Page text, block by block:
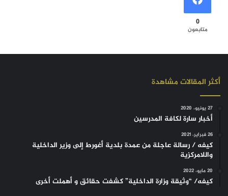
0
متابعون
أكثر المقالات مشاهدة
27 يونيو، 2020
أخبار سارة لكافة المدرسين
26 فبراير، 2021
كيفه / رسالة عاجلة من عمدة بلدية أغورط إلى وزير الداخلية
واللامركزية
20 مايو، 2022
كيفه/ “وثيقة وزارة الداخلية” كشفت حقائق و أهملت أخرى